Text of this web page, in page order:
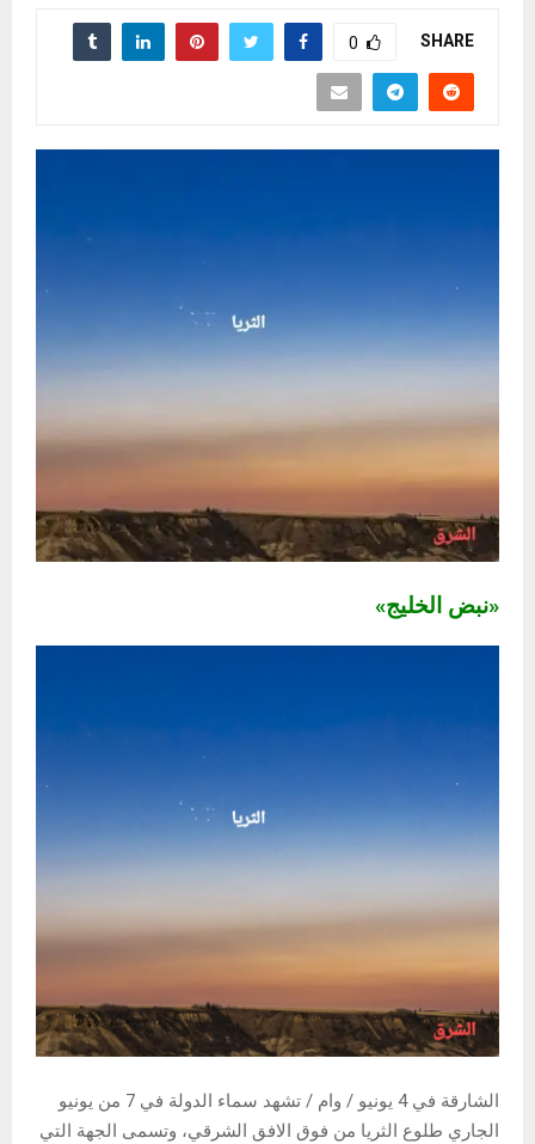
SHARE
0
«نبض الخليج»
الشارقة في 4 يونيو / وام / تشهد سماء الدولة في 7 من يونيو
الجاري طلوع الثريا من فوق الافق الشرقي، وتسمى الجهة التي